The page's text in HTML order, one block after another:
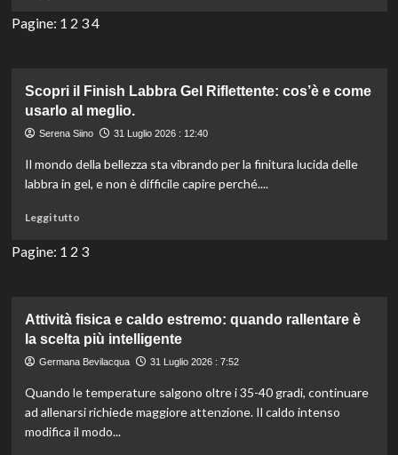
preferito!
più
anti-
infiammatoria:
mangiare
sentirsi
meglio
giorno
Pagine: 1 2 34
Scopri il Finish Labbra Gel Riflettente: cos’è e come
usarlo al meglio.
Serena Siino 31 Luglio 2026 : 12:40
Il mondo della bellezza sta vibrando per la finitura lucida delle
labbra in gel, e non è difficile capire perché....
Leggi tuttoLeggi
più
Finish
Labbra
Gel
Riflettente:
e
come
usarlo
Pagine: 1 2 3
Attività fisica e caldo estremo: quando rallentare è
la scelta più intelligente
Germana Bevilacqua 31 Luglio 2026 : 7:52
Quando le temperature salgono oltre i 35-40 gradi, continuare
ad allenarsi richiede maggiore attenzione. Il caldo intenso
modifica il modo...